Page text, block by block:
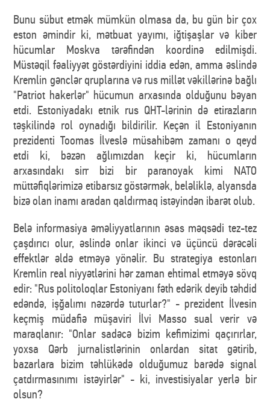
Bunu sübut etmək mümkün olmasa da, bu gün bir çox
eston əmindir ki, mətbuat yayımı, iğtişaşlar və kiber
hücumlar Moskva tərəfindən koordinə edilmişdi.
Müstəqil fəaliyyət göstərdiyini iddia edən, amma əslində
Kremlin gənclər qruplarına və rus millət vəkillərinə bağlı
"Patriot hakerlər" hücumun arxasında olduğunu bəyan
etdi. Estoniyadakı etnik rus QHT-lərinin də etirazların
təşkilində rol oynadığı bildirilir. Keçən il Estoniyanın
prezidenti Toomas İlveslə müsahibəm zamanı o qeyd
etdi ki, bəzən ağlımızdan keçir ki, hücumların
arxasındakı sirr bizi bir paranoyak kimi NATO
müttəfiqlərimizə etibarsız göstərmək, beləliklə, alyansda
bizə olan inamı aradan qaldırmaq istəyindən ibarət olub.
Belə informasiya əməliyyatlarının əsas məqsədi tez-tez
çaşdırıcı olur, əslində onlar ikinci və üçüncü dərəcəli
effektlər əldə etməyə yönəlir. Bu strategiya estonları
Kremlin real niyyətlərini hər zaman ehtimal etməyə sövq
edir: "Rus politoloqlar Estoniyanı fəth edərik deyib təhdid
edəndə, işğalımı nəzərdə tuturlar?" - prezident İlvesin
keçmiş müdafiə müşaviri İlvi Masso sual verir və
maraqlanır: "Onlar sadəcə bizim kefimizimi qaçırırlar,
yoxsa Qərb jurnalistlərinin onlardan sitat gətirib,
bazarlara bizim təhlükədə olduğumuz barədə signal
çatdırmasınımı istəyirlər" - ki, investisiyalar yerlə bir
olsun?